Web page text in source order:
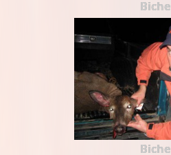
Biche
Biche